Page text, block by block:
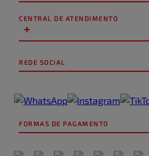
CENTRAL DE ATENDIMENTO
+
REDE SOCIAL
FORMAS DE PAGAMENTO